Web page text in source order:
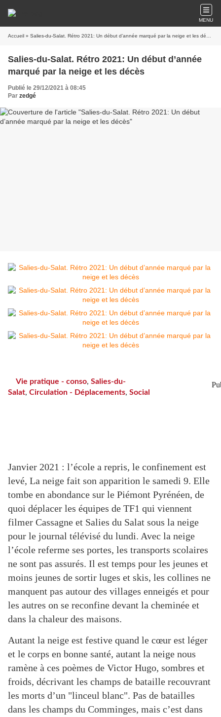
MENU
Accueil » Salies-du-Salat. Rétro 2021: Un début d’année marqué par la neige et les décès
Salies-du-Salat. Rétro 2021: Un début d’année
marqué par la neige et les décès
Publié le 29/12/2021 à 08:45
Par zedgé
Vie pratique - conso, Salies-du-
Salat, Circulation - Déplacements, Social
Janvier 2021 : l’école a repris, le confinement est
levé, La neige fait son apparition le samedi 9. Elle
tombe en abondance sur le Piémont Pyrénéen, de
quoi déplacer les équipes de TF1 qui viennent
filmer Cassagne et Salies du Salat sous la neige
pour le journal télévisé du lundi. Avec la neige
l’école referme ses portes, les transports scolaires
ne sont pas assurés. Il est temps pour les jeunes et
moins jeunes de sortir luges et skis, les collines ne
manquent pas autour des villages enneigés et pour
les autres on se reconfine devant la cheminée et
dans la chaleur des maisons.
Autant la neige est festive quand le cœur est léger
et le corps en bonne santé, autant la neige nous
ramène à ces poèmes de Victor Hugo, sombres et
froids, décrivant les champs de bataille recouvrant
les morts d’un "linceul blanc". Pas de batailles
dans les champs du Comminges, mais c’est dans